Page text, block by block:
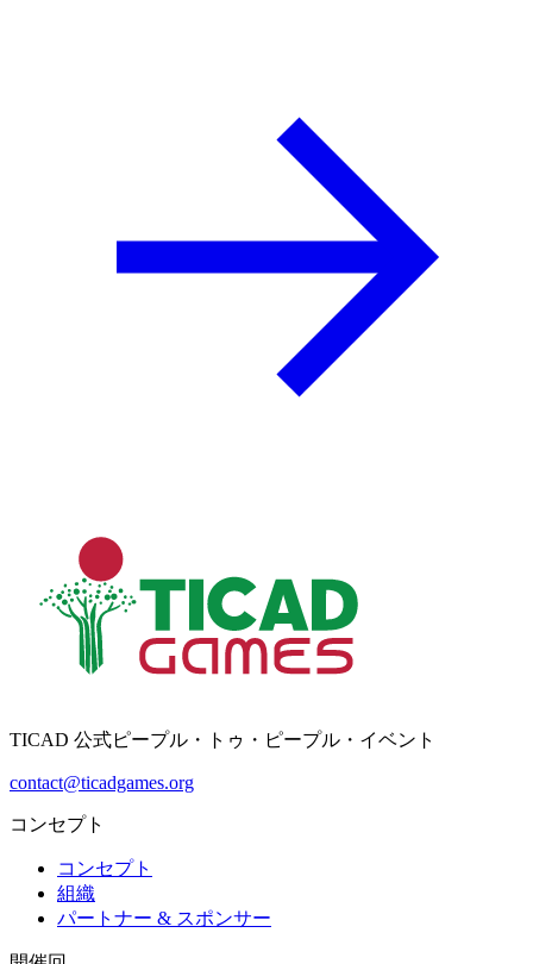
TICAD 公式ピープル・トゥ・ピープル・イベント
contact@ticadgames.org
コンセプト
コンセプト
組織
パートナー & スポンサー